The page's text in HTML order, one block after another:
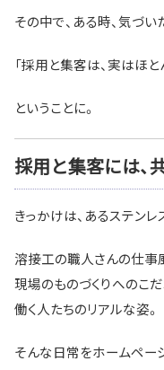
その中で、ある時、気づい
「採用と集客は、実はほと
ということに。
採用と集客には、
きっかけは、あるステン
溶接工の職人さんの仕事
現場のものづくりへのこだ
働く人たちのリアルな姿。
そんな日常をホームペー